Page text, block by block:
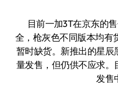
目前一加3T在京东的
全，枪灰色不同版本均有
暂时缺货。新推出的星辰
量发售，但仍供不应求
发售